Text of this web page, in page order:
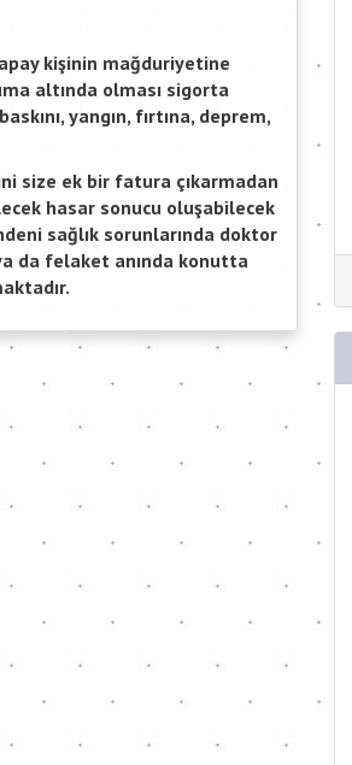
kişinin mağduriyetine
altında olması sigorta
yangın, fırtına, deprem,
size ek bir fatura çıkarmadan
hasar sonucu oluşabilecek
sağlık sorunlarında doktor
da felaket anında konutta